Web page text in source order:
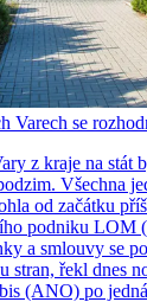
Varech se
z kraje na stát
Všechna
od začátku
podniku LOM
a smlouvy se
stran, řekl dnes
(ANO) po